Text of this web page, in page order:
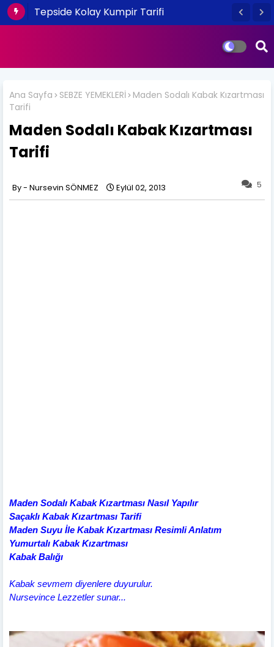
Tepside Kolay Kumpir Tarifi
Ana Sayfa SEBZE YEMEKLERİ Maden Sodalı Kabak Kızartması
Tarifi
Maden Sodalı Kabak Kızartması
Tarifi
5
Nursevin SÖNMEZ Eylül 02, 2013
Maden Sodalı Kabak Kızartması Nasıl Yapılır
Saçaklı Kabak Kızartması Tarifi
Maden Suyu İle Kabak Kızartması Resimli Anlatım
Yumurtalı Kabak Kızartması
Kabak Balığı
Kabak sevmem diyenlere duyurulur.
Nursevince Lezzetler sunar...